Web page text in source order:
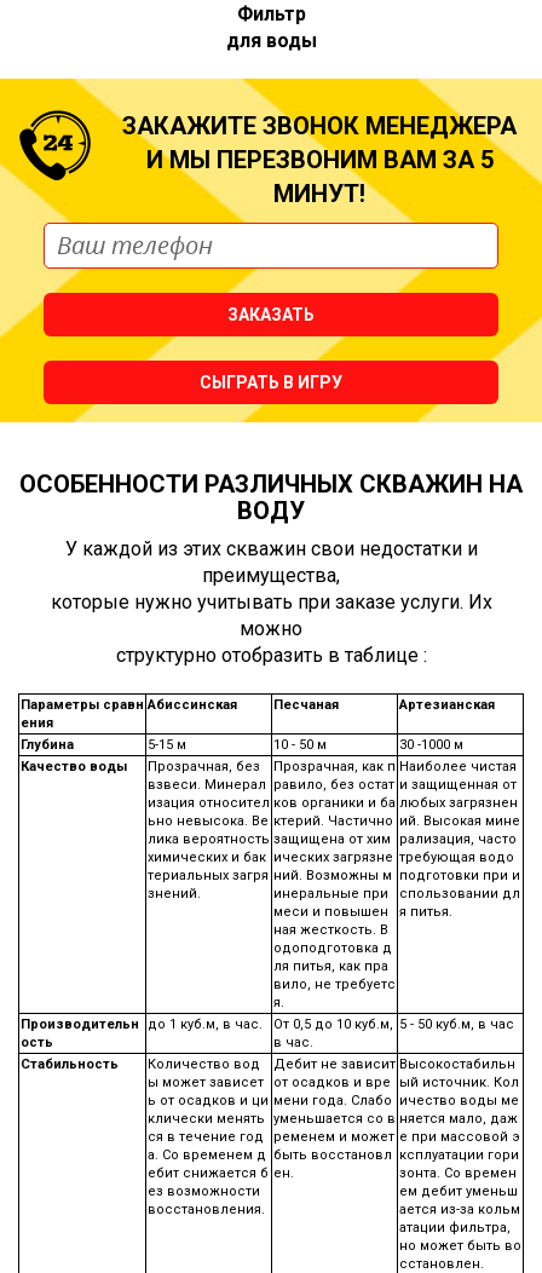
Фильтр
для воды
ЗАКАЖИТЕ ЗВОНОК МЕНЕДЖЕРА
И МЫ ПЕРЕЗВОНИМ ВАМ ЗА 5
МИНУТ!
ЗАКАЗАТЬ
СЫГРАТЬ В ИГРУ
ОСОБЕННОСТИ РАЗЛИЧНЫХ СКВАЖИН НА
ВОДУ
У каждой из этих скважин свои недостатки и
преимущества,
которые нужно учитывать при заказе услуги. Их
можно
структурно отобразить в таблице :
Параметры сравн
ения
Абиссинская Песчаная Артезианская
Глубина 5-15 м 10 - 50 м
30 -1000 м
Качество воды
Прозрачная, без
взвеси. Минерал
изация относител
ьно невысока. Ве
лика вероятность
химических и бак
териальных загря
знений.
Прозрачная, как п
равило, без остат
ков органики и ба
ктерий. Частично
защищена от хим
ических загрязне
ний. Возможны м
инеральные при
меси и повышен
ная жесткость. В
одоподготовка д
ля питья, как пра
вило, не требуетс
я.
Наиболее чистая
и защищенная от
любых загрязнен
ий. Высокая мине
рализация, часто
требующая водо
подготовки при и
спользовании дл
я питья.
Производительн
ость
до 1 куб.м, в час.
От 0,5 до 10 куб.м,
в час.
5 - 50 куб.м, в час
Стабильность
Количество вод
ы может зависет
ь от осадков и ци
клически менять
ся в течение год
а. Со временем д
ебит снижается б
ез возможности
восстановления.
Дебит не зависит
от осадков и вре
мени года. Слабо
уменьшается со в
ременем и может
быть восстановл
ен.
Высокостабильн
ый источник. Кол
ичество воды ме
няется мало, даж
е при массовой э
ксплуатации гори
зонта. Со времен
ем дебит уменьш
ается из-за кольм
атации фильтра,
но может быть во
сстановлен.